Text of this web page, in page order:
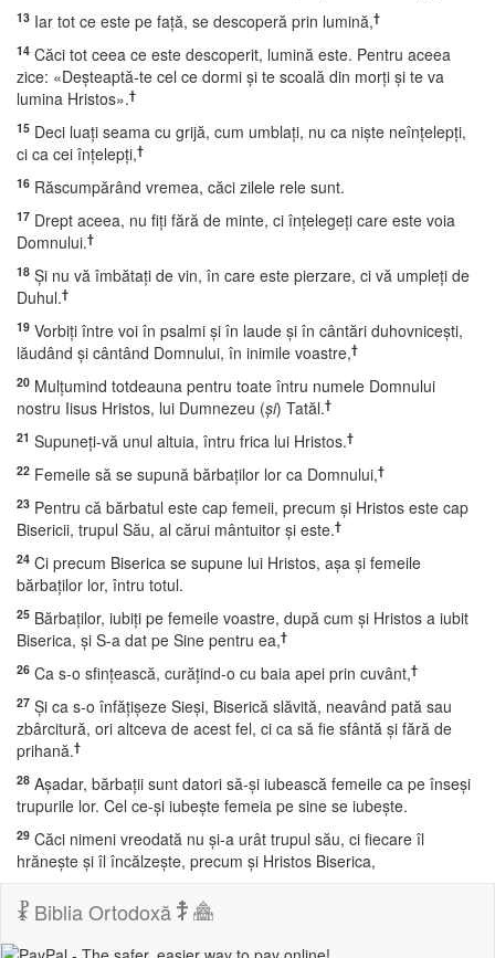
13 Iar tot ce este pe faţă, se descoperă prin lumină,†
14 Căci tot ceea ce este descoperit, lumină este. Pentru aceea
zice: «Deşteaptă-te cel ce dormi şi te scoală din morţi şi te va
lumina Hristos».†
15 Deci luaţi seama cu grijă, cum umblaţi, nu ca nişte neînţelepţi,
ci ca cei înţelepţi,†
16 Răscumpărând vremea, căci zilele rele sunt.
17 Drept aceea, nu fiţi fără de minte, ci înţelegeţi care este voia
Domnului.†
18 Şi nu vă îmbătaţi de vin, în care este pierzare, ci vă umpleţi de
Duhul.†
19 Vorbiţi între voi în psalmi şi în laude şi în cântări duhovniceşti,
lăudând şi cântând Domnului, în inimile voastre,†
20 Mulţumind totdeauna pentru toate întru numele Domnului
nostru Iisus Hristos, lui Dumnezeu (şi) Tatăl.†
21 Supuneţi-vă unul altuia, întru frica lui Hristos.†
22 Femeile să se supună bărbaţilor lor ca Domnului,†
23 Pentru că bărbatul este cap femeii, precum şi Hristos este cap
Bisericii, trupul Său, al cărui mântuitor şi este.†
24 Ci precum Biserica se supune lui Hristos, aşa şi femeile
bărbaţilor lor, întru totul.
25 Bărbaţilor, iubiţi pe femeile voastre, după cum şi Hristos a iubit
Biserica, şi S-a dat pe Sine pentru ea,†
26 Ca s-o sfinţească, curăţind-o cu baia apei prin cuvânt,†
27 Şi ca s-o înfăţişeze Sieşi, Biserică slăvită, neavând pată sau
zbârcitură, ori altceva de acest fel, ci ca să fie sfântă şi fără de
prihană.†
28 Aşadar, bărbaţii sunt datori să-şi iubească femeile ca pe înseşi
trupurile lor. Cel ce-şi iubeşte femeia pe sine se iubeşte.
29 Căci nimeni vreodată nu şi-a urât trupul său, ci fiecare îl
hrăneşte şi îl încălzeşte, precum şi Hristos Biserica,
din oasele Lui.†
31 De aceea, va lăsa omul pe tatăl său şi pe mama sa şi se va
Biblia Ortodoxă